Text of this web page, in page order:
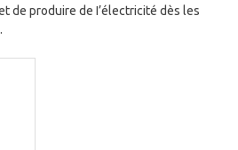
de produire de I’électricité dès les